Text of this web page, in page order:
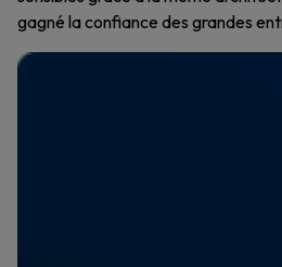
gagné la confiance des grandes